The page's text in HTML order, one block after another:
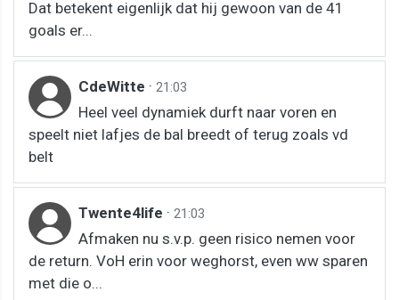
Dat betekent eigenlijk dat hij gewoon van de 41
goals er...
CdeWitte · 21:03
Heel veel dynamiek durft naar voren en
speelt niet lafjes de bal breedt of terug zoals vd
belt
Twente4life · 21:03
Afmaken nu s.v.p. geen risico nemen voor
de return. VoH erin voor weghorst, even ww sparen
met die o...